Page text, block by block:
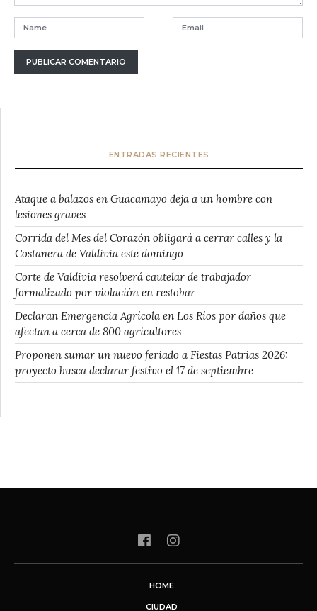
ENTRADAS RECIENTES
Ataque a balazos en Guacamayo deja a un hombre con
lesiones graves
Corrida del Mes del Corazón obligará a cerrar calles y la
Costanera de Valdivia este domingo
Corte de Valdivia resolverá cautelar de trabajador
formalizado por violación en restobar
Declaran Emergencia Agrícola en Los Ríos por daños que
afectan a cerca de 800 agricultores
Proponen sumar un nuevo feriado a Fiestas Patrias 2026:
proyecto busca declarar festivo el 17 de septiembre
HOME
CIUDAD